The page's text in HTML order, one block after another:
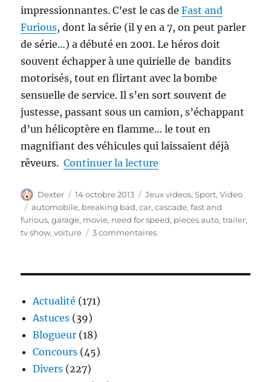
impressionnantes. C’est le cas deFast and
Furious, dont la série (il y en a 7, on peut parler
de série…) a débuté en 2001. Le héros doit
souvent échapper à une quirielle de bandits
motorisés, tout en flirtant avec la bombe
sensuelle de service. Il s’en sort souvent de
justesse, passant sous un camion, s’échappant
d’un hélicoptère en flamme… le tout en
magnifiant des véhicules qui laissaient déjà
rêveurs.Continuer la lecture
Auteur
Dexter
Publié
le
14 octobre 2013 Catégories
Jeux videos,Sport,Video
Étiquettes
automobile, breaking bad,car,cascade,fast and
furious,garage, movie, need for speed, pieces auto,trailer,
tv show,voiture 3 commentairessur
Actualité (171)
Astuces (39)
Blogueur (18)
Concours (45)
Divers (227)